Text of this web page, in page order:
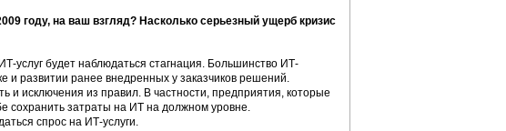
году, на ваш взгляд? Насколько серьезный ущерб кризис
услуг будет наблюдаться стагнация. Большинство ИТ-
и развитии ранее внедренных у заказчиков решений.
и исключения из правил. В частности, предприятия, которые
сохранить затраты на ИТ на должном уровне.
спрос на ИТ-услуги.